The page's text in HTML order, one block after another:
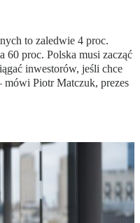
to zaledwie 4 proc.
60 proc. Polska musi zacząć
inwestorów, jeśli chce
mówi Piotr Matczuk, prezes